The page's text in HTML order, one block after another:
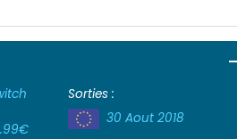
Sorties :
30 Aout 2018